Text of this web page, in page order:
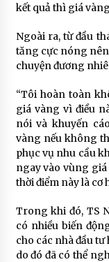
kết quả thì giá
Ngoài ra, từ đầu
tăng cực nóng nên
chuyện đương
“Tôi hoàn toàn
giá vàng vì điều
nói và khuyến
vàng nếu không
phục vụ nhu cầu
ngay vào vùng
thời điểm này là cơ
Trong khi đó, TS
có nhiều biến
cho các nhà đầu tư
do đó đã có thể